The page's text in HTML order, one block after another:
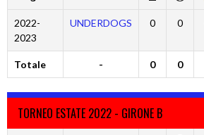
2022-
2023
UNDERDOGS 0 0
Totale - 0 0
TORNEO ESTATE 2022 - GIRONE B